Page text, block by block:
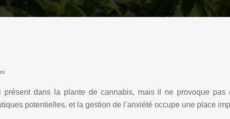
dans la plante de cannabis, mais il ne provoque pas
potentielles, et la gestion de l’anxiété occupe une place